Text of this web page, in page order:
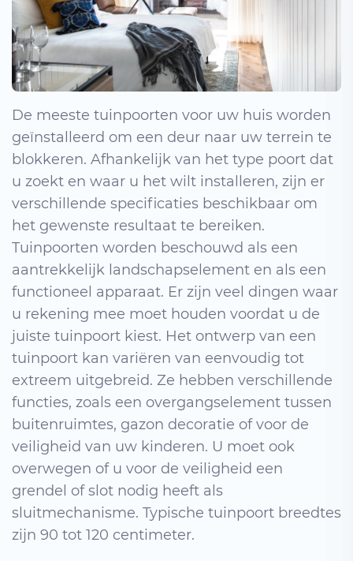
De meeste tuinpoorten voor uw huis worden
geïnstalleerd om een ​​deur naar uw terrein te
blokkeren. Afhankelijk van het type poort dat
u zoekt en waar u het wilt installeren, zijn er
verschillende specificaties beschikbaar om
het gewenste resultaat te bereiken.
Tuinpoorten worden beschouwd als een
aantrekkelijk landschapselement en als een
functioneel apparaat. Er zijn veel dingen waar
u rekening mee moet houden voordat u de
juiste tuinpoort kiest. Het ontwerp van een
tuinpoort kan variëren van eenvoudig tot
extreem uitgebreid. Ze hebben verschillende
functies, zoals een overgangselement tussen
buitenruimtes, gazon decoratie of voor de
veiligheid van uw kinderen. U moet ook
overwegen of u voor de veiligheid een
grendel of slot nodig heeft als
sluitmechanisme. Typische tuinpoort breedtes
zijn 90 tot 120 centimeter.